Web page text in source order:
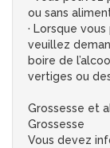
ou sans
· Lorsque vous
veuillez
boire de
vertiges ou
Grossesse et
Grossesse
Vous devez